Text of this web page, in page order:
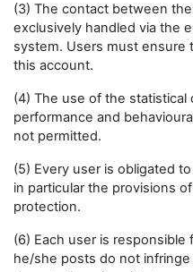
(3) The contact between
exclusively handled via the
system. Users must ensure
this account.
(4) The use of the statistical
performance and
not permitted.
(5) Every user is obligated
in particular the provisions
protection.
(6) Each user is
he/she posts do not